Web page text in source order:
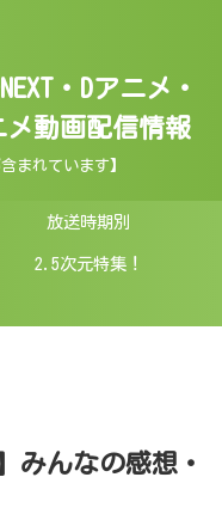
・Dアニメ・
メ動画配信情報
まれています】
放送時期別
2.5次元特集！
みんなの感想・